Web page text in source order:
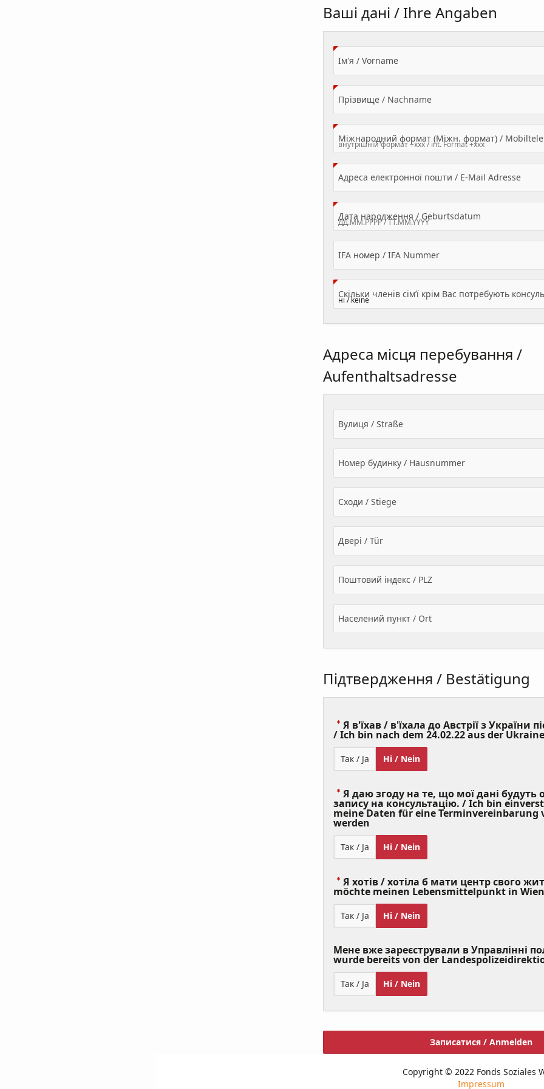
Ваші дані / Ihre Angaben
Ім'я / Vorname(Value Required)
Прізвище / Nachname(Value Required)
Міжнародний формат (Міжн. формат) /
Адреса електронної пошти / E-Mail Adresse
Дата народження / Geburtsdatum
IFA номер / IFA Nummer
Адреса місця перебування /
Aufenthaltsadresse
Вулиця / Straße
Номер будинку / Hausnummer
Сходи / Stiege
Двері / Tür
Поштовий індекс / PLZ
Населений пункт / Ort
Підтвердження / Bestätigung
Я в'їхав / в'їхала до Австрії з України
/ Ich bin nach dem 24.02.22 aus der
Так / Ja Ні / Nein
Я даю згоду на те, що мої дані будуть
запису на консультацію. / Ich bin
meine Daten für eine Terminvereinbarung
werden
Required)
Так / Ja Ні / Nein
Я хотів / хотіла б мати центр свого
möchte meinen Lebensmittelpunkt in
Так / Ja Ні / Nein
Мене вже зареєстрували в Управлінні
wurde bereits von der
Так / Ja Ні / Nein
Записатися / Anmelden
Copyright © 2022 Fonds Soziales
Impressum